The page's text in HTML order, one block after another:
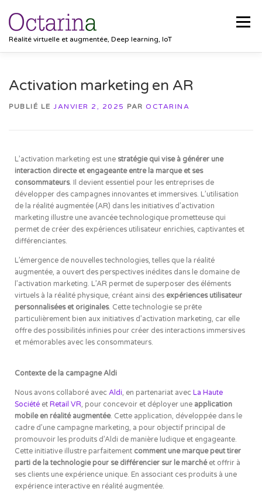
Réalité virtuelle et augmentée, Deep learning, IoT
Menu
CONTACT
Activation marketing en AR
PUBLIÉ LE JANVIER 2, 2025 PAR OCTARINA
L’activation marketing est une stratégie qui vise à générer une
interaction directe et engageante entre la marque et ses
consommateurs. Il devient essentiel pour les entreprises de
développer des campagnes innovantes et immersives. L’utilisation
de la réalité augmentée (AR) dans les initiatives d’activation
marketing illustre une avancée technologique prometteuse qui
permet de créer des expériences utilisateur enrichies, captivantes et
différenciantes.
L’émergence de nouvelles technologies, telles que la réalité
augmentée, a ouvert des perspectives inédites dans le domaine de
l’activation marketing. L’AR permet de superposer des éléments
virtuels à la réalité physique, créant ainsi des expériences utilisateur
personnalisées et originales. Cette technologie se prête
particulièrement bien aux initiatives d’activation marketing, car elle
offre des possibilités infinies pour créer des interactions immersives
et mémorables avec les consommateurs.
Contexte de la campagne Aldi
Nous avons collaboré avec Aldi, en partenariat avec La Haute
Société et Retail VR, pour concevoir et déployer une application
mobile en réalité augmentée. Cette application, développée dans le
cadre d’une campagne marketing, a pour objectif principal de
promouvoir les produits d’Aldi de manière ludique et engageante.
Cette initiative illustre parfaitement comment une marque peut tirer
parti de la technologie pour se différencier sur le marchéet offrir à
ses clients une expérience unique. En associant ces produits à une
expérience interactive en réalité augmentée.